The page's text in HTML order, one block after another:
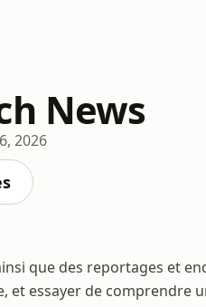
News
2026
que des reportages et
essayer de comprendre